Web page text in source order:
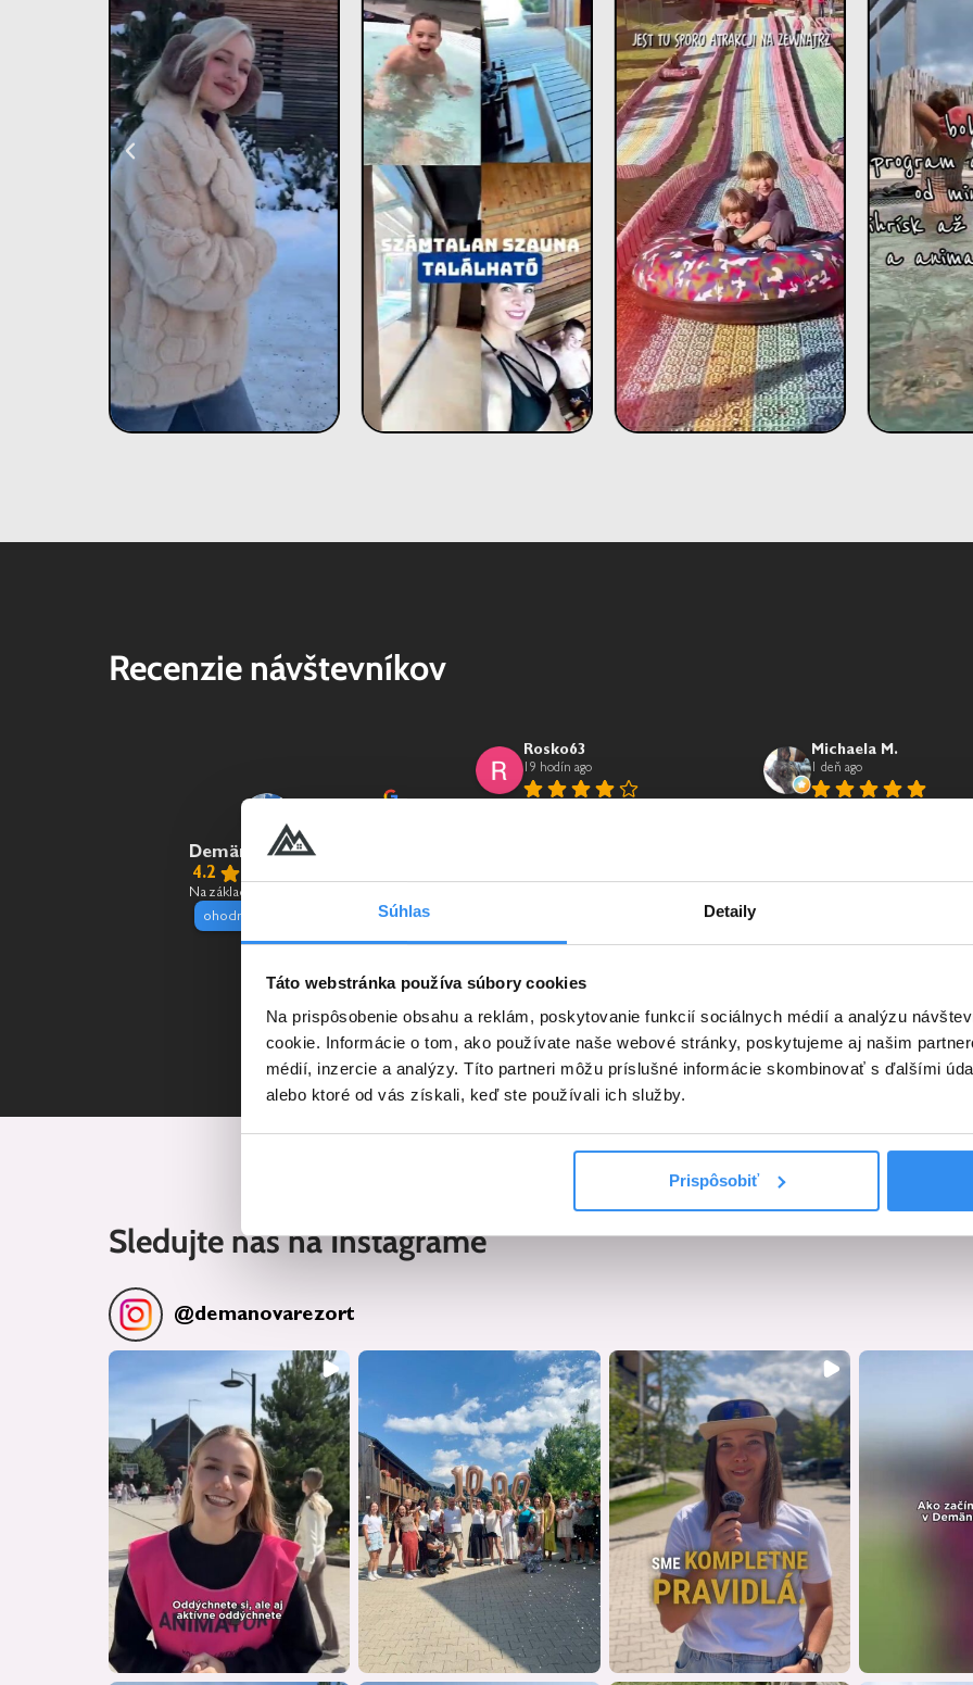
Súhlas Detaily
Táto webstránka používa súbory cookies
Na prispôsobenie obsahu a reklám, poskytovanie funkcií sociálnych médií a analýzu
cookie. Informácie o tom, ako používate naše webové stránky, poskytujeme aj našim
médií, inzercie a analýzy. Títo partneri môžu príslušné informácie skombinovať s ďalšími
alebo ktoré od vás získali, keď ste používali ich služby.
Prispôsobiť
Recenzie návštevníkov
Demänová Rezort
4.2
Na základe 1964 recenzií
ohodnoťte nás na
Rosko63
19 hodín ago
části resortu stavební práce! Od
přehánějí s rychlostí, atd.
Michaela M.
1 deň ago
Sledujte nás na Instagrame
@demanovarezort